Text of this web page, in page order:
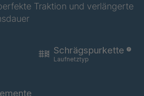
A 289 SV ZW 4043761
A-SV ZW
4045931
Traktion und verlängerte
Schrägspurkette
Laufnetztyp